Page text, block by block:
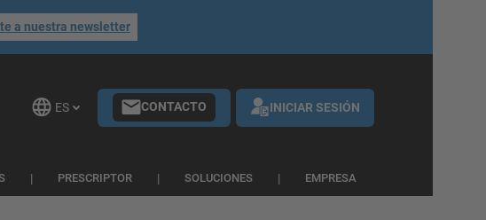
a nuestra newsletter
ES CONTACTO INICIAR SESIÓN
PRESCRIPTOR SOLUCIONES EMPRESA